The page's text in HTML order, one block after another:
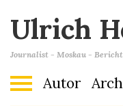
Ulrich
Journalist - Moskau -
Autor